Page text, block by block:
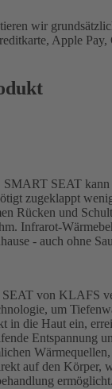
wir
Apple Pay,
SEAT kann
zugeklappt
Rücken und
Infrarot-
- auch ohne
von KLAFS
um
in die Haut ein,
Entspannung
auf den Körper,
ermöglicht.